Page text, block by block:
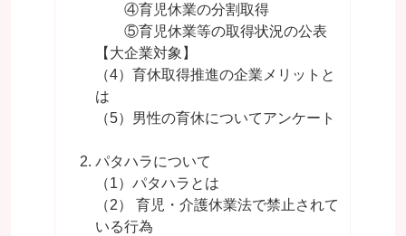
④育児休業の分割取得
⑤育児休業等の取得状況の公表
【大企業対象】
（4）育休取得推進の企業メリットと
は
（5）男性の育休についてアンケート
パタハラについて
（1）パタハラとは
（2） 育児・介護休業法で禁止されて
いる行為